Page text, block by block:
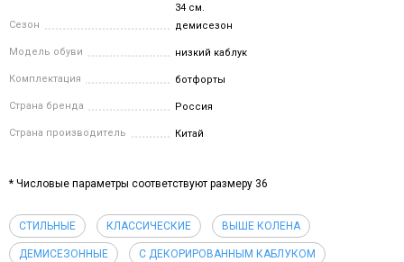
34 см.
Сезон
демисезон
Модель обуви низкий каблук
Комплектация ботфорты
Страна бренда Россия
Страна производитель Китай
* Числовые параметры соответствуют размеру 36
СТИЛЬНЫЕ КЛАССИЧЕСКИЕ ВЫШЕ КОЛЕНА
ДЕМИСЕЗОННЫЕ С ДЕКОРИРОВАННЫМ КАБЛУКОМ